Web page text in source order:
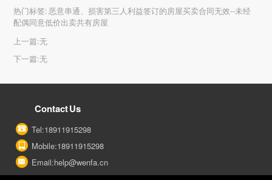
热门标签:恶意串通、损害第三人利益签订的房屋买卖合同无效--未经
配偶同意低价出卖共有房屋
上一篇:无
下一篇:无
Contact Us
Tel:18911915298
Mobile:18911915298
Email:help@wenfa.cn